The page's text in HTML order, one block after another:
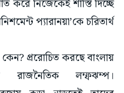
প্ররোচিত করছে বাংলায়
রাজনৈতিক লম্ফঝম্প।
কড়া নাড়তেই তাদের